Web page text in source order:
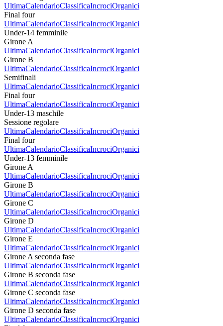
UltimaCalendarioClassificaIncrociOrganici
Final four
UltimaCalendarioClassificaIncrociOrganici
Under-14 femminile
Girone A
UltimaCalendarioClassificaIncrociOrganici
Girone B
UltimaCalendarioClassificaIncrociOrganici
Semifinali
UltimaCalendarioClassificaIncrociOrganici
Final four
UltimaCalendarioClassificaIncrociOrganici
Under-13 maschile
Sessione regolare
UltimaCalendarioClassificaIncrociOrganici
Final four
UltimaCalendarioClassificaIncrociOrganici
Under-13 femminile
Girone A
UltimaCalendarioClassificaIncrociOrganici
Girone B
UltimaCalendarioClassificaIncrociOrganici
Girone C
UltimaCalendarioClassificaIncrociOrganici
Girone D
UltimaCalendarioClassificaIncrociOrganici
Girone E
UltimaCalendarioClassificaIncrociOrganici
Girone A seconda fase
UltimaCalendarioClassificaIncrociOrganici
Girone B seconda fase
UltimaCalendarioClassificaIncrociOrganici
Girone C seconda fase
UltimaCalendarioClassificaIncrociOrganici
Girone D seconda fase
UltimaCalendarioClassificaIncrociOrganici